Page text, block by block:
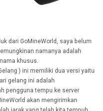
dari GoMineWorld, saya belum
namanya adalah
khusus.
) ini memiliki dua versi yaitu
gelang ini adalah
pengguna tempu ke server
akan mengirimkan